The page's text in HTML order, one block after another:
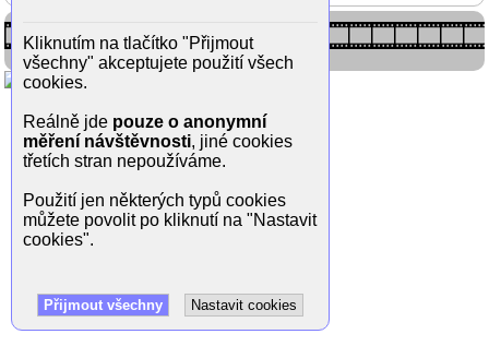
Kliknutím na tlačítko "Přijmout
všechny" akceptujete použití všech
cookies.
Reálně jde pouze o anonymní
měření návštěvnosti, jiné cookies
třetích stran nepoužíváme.
Použití jen některých typů cookies
můžete povolit po kliknutí na "Nastavit
cookies".
Přijmout všechny Nastavit cookies